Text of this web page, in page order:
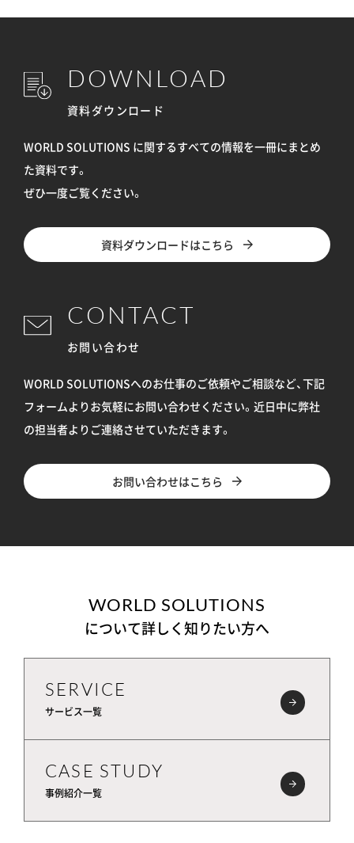
DOWNLOAD
資料ダウンロード
WORLD SOLUTIONS に関するすべての情報を一冊にまとめ
た資料です。
ぜひ一度ご覧ください。
資料ダウンロードはこちら
CONTACT
お問い合わせ
WORLD SOLUTIONSへのお仕事のご依頼やご相談など、下記
フォームよりお気軽にお問い合わせください。 近日中に弊社
の担当者よりご連絡させていただきます。
お問い合わせはこちら
WORLD SOLUTIONS
について詳しく知りたい方へ
SERVICE
サービス一覧
CASE STUDY
事例紹介一覧